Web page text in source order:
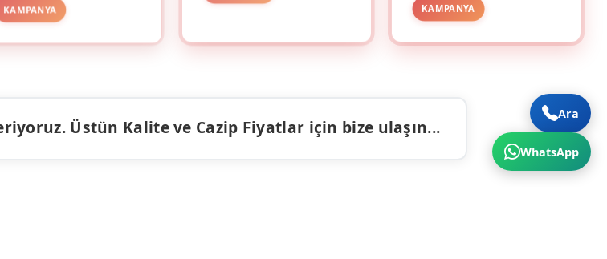
KAMPANYA KAMPANYA
Üstün Kalite ve Cazip Fiyatlar için bize ulaşın...
Ara
WhatsApp